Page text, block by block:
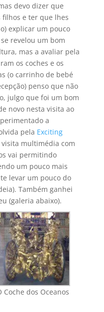
devo dizer que
e ter que lhes
explicar um pouco
revelou um bom
mas a avaliar pela
os coches e os
(o carrinho de bebé
penso que não
julgo que foi um bom
novo nesta visita ao
a
pela Exciting
multimédia com
vai permitindo
um pouco mais
levar um pouco do
Também ganhei
(galeria abaixo).
Coche dos Oceanos